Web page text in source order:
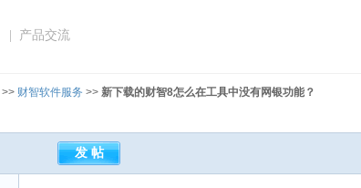
| 产品交流
>> 财智软件服务 >> 新下载的财智8怎么在工具中没有网银功能？